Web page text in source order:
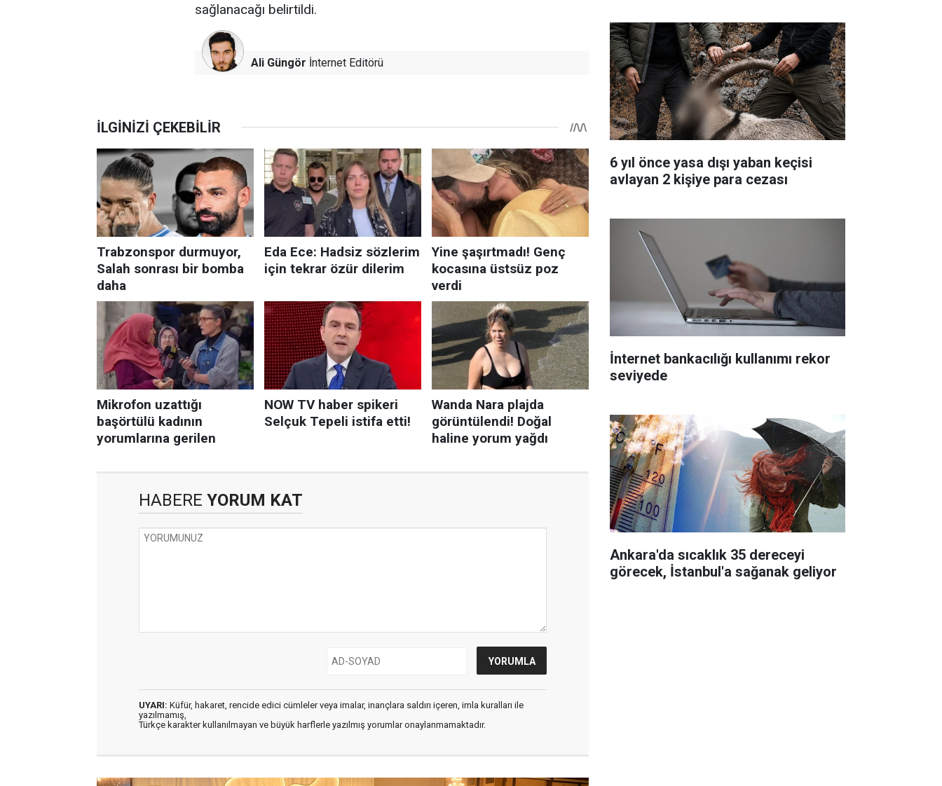
sağlanacağı belirtildi.
Ali Güngör İnternet Editörü
HABERE YORUM KAT
UYARI: Küfür, hakaret, rencide edici cümleler veya imalar, inançlara saldırı içeren, imla kuralları ile
yazılmamış,
Türkçe karakter kullanılmayan ve büyük harflerle yazılmış yorumlar onaylanmamaktadır.
6 yıl önce yasa dışı yaban keçisi
avlayan 2 kişiye para cezası
İnternet bankacılığı kullanımı rekor
seviyede
Ankara'da sıcaklık 35 dereceyi
görecek, İstanbul'a sağanak geliyor